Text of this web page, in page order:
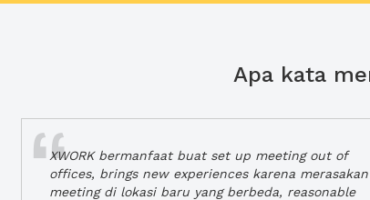
Apa kata
XWORK bermanfaat buat set up meeting out of
offices, brings new experiences karena merasakan
meeting di lokasi baru yang berbeda, reasonable